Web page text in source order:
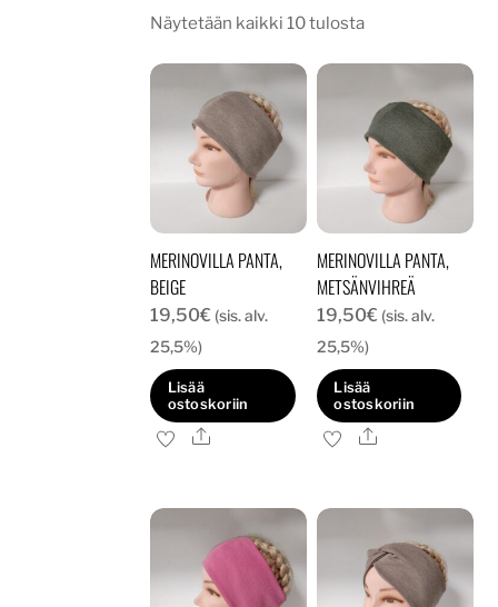
Näytetään kaikki 10 tulosta
MERINOVILLA PANTA,
BEIGE
19,50€ (sis. alv.
25,5%)
Lisää
ostoskoriin
Ale
MERINOVILLA PANTA,
METSÄNVIHREÄ
19,50€ (sis. alv.
25,5%)
Lisää
ostoskoriin
Ale